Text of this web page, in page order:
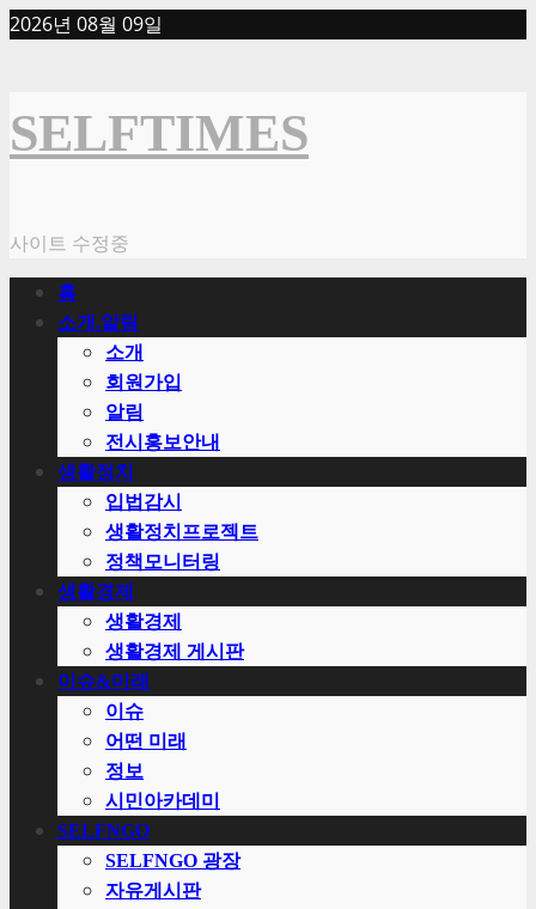
Skip
2026년 08월 09일
SELFTIMES
사이트 수정중
Primary
Menu
홈
소개.알림
소개
회원가입
알림
전시홍보안내
생활정치
입법감시
생활정치프로젝트
정책모니터링
생활경제
생활경제
생활경제 게시판
이슈&미래
이슈
어떤 미래
정보
시민아카데미
SELFNGO
SELFNGO 광장
자유게시판